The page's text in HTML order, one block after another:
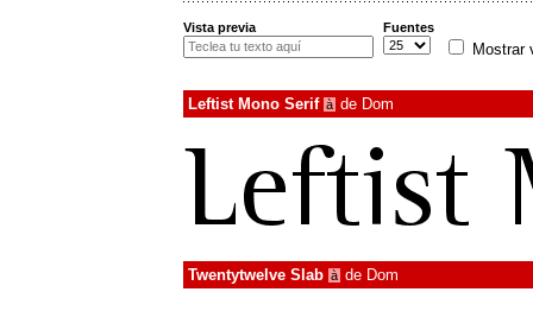
Vista previa Fuentes
Mostrar
Leftist Mono Serif à de Dom
Twentytwelve Slab à de Dom